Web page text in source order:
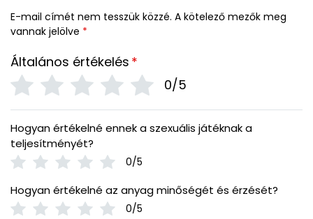
E-mail címét nem tesszük közzé. A kötelező mezők meg
vannak jelölve *
Általános értékelés *
0/5
Hogyan értékelné ennek a szexuális játéknak a
teljesítményét?
0/5
Hogyan értékelné az anyag minőségét és érzését?
0/5